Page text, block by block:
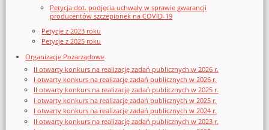
Petycja dot. podjęcia uchwały w sprawie gwarancji
producentów szczepionek na COVID-19
Petycje z 2023 roku
Petycje z 2025 roku
Organizacje Pozarządowe
II otwarty konkurs na realizację zadań publicznych w 2026 r.
I otwarty konkurs na realizację zadań publicznych w 2026 r.
II otwarty konkurs na realizację zadań publicznych w 2025 r.
I otwarty konkurs na realizację zadań publicznych w 2025 r.
I otwarty konkurs na realizację zadań publicznych w 2024 r.
II otwarty konkurs na realizację zadań publicznych w 2023 r.